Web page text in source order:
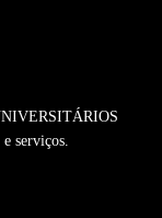
serviços.